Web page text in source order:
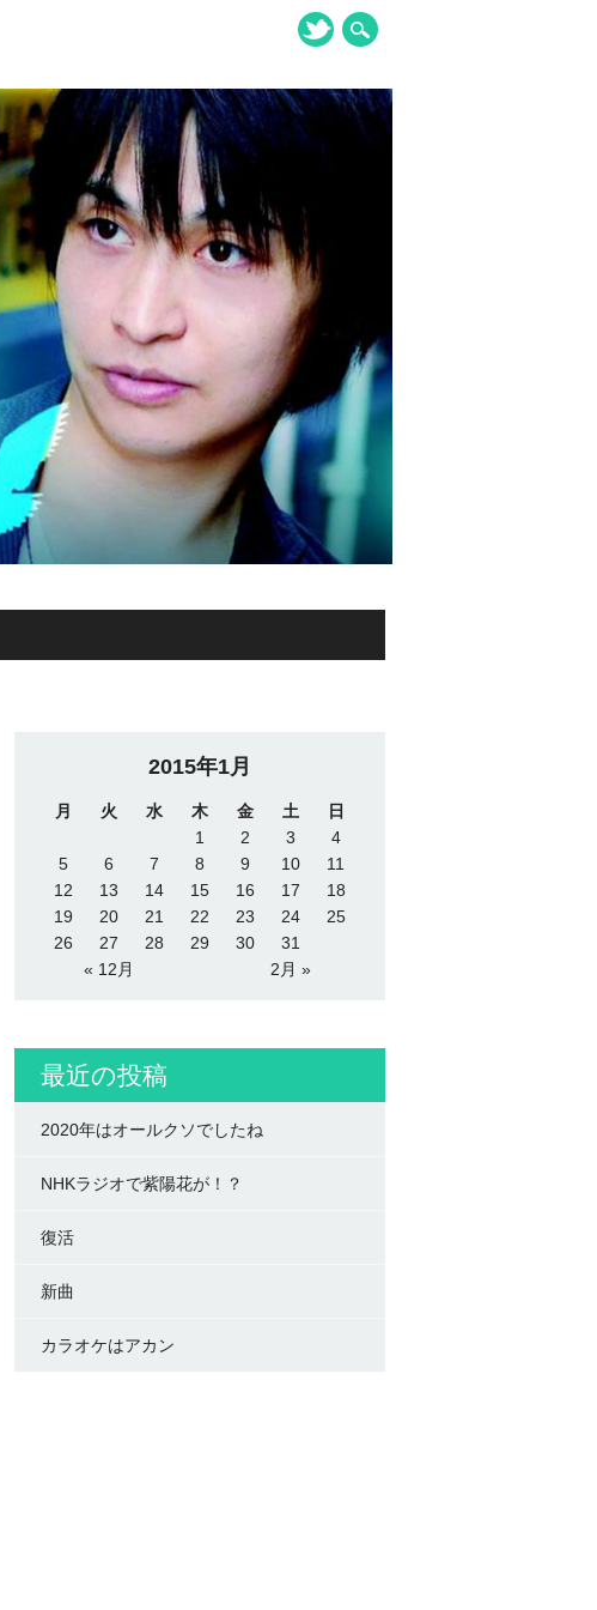
2015年1月
月 火 水 木 金 土 日
« 12月 2月 »
1 2 3
4
5
6 7 8 9 10
11
12
13 14 15 16 17
18
19
20 21 22 23 24
25
26
27 28 29 30 31
最近の投稿
2020年はオールクソでしたね
NHKラジオで紫陽花が！？
復活
新曲
カラオケはアカン